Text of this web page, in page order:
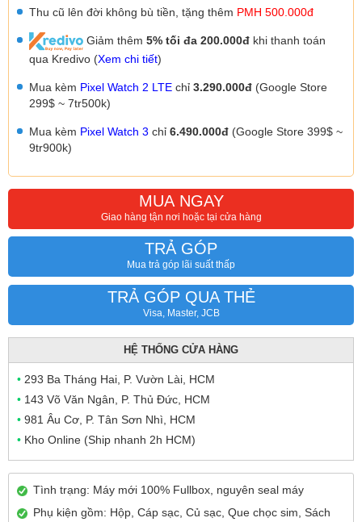
Thu cũ lên đời không bù tiền, tặng thêm PMH 500.000đ
Giảm thêm 5% tối đa 200.000đ khi thanh toán
qua Kredivo (Xem chi tiết)
Mua kèm Pixel Watch 2 LTE chỉ 3.290.000đ (Google Store
299$ ~ 7tr500k)
Mua kèm Pixel Watch 3 chỉ 6.490.000đ (Google Store 399$ ~
9tr900k)
MUA NGAY
Giao hàng tận nơi hoặc tại cửa hàng
TRẢ GÓP
Mua trả góp lãi suất thấp
TRẢ GÓP QUA THẺ
Visa, Master, JCB
HỆ THỐNG CỬA HÀNG
• 293 Ba Tháng Hai, P. Vườn Lài, HCM
• 143 Võ Văn Ngân, P. Thủ Đức, HCM
• 981 Âu Cơ, P. Tân Sơn Nhì, HCM
• Kho Online (Ship nhanh 2h HCM)
Tình trạng: Máy mới 100% Fullbox, nguyên seal máy
Phụ kiện gồm: Hộp, Cáp sạc, Củ sạc, Que chọc sim, Sách